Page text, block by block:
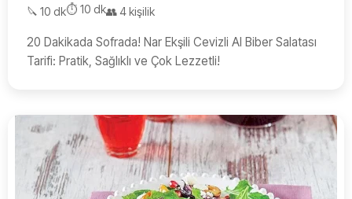
🔪 10 dk⏱️ 10 dk👥 4 kişilik
20 Dakikada Sofrada! Nar Ekşili Cevizli Al Biber Salatası
Tarifi: Pratik, Sağlıklı ve Çok Lezzetli!